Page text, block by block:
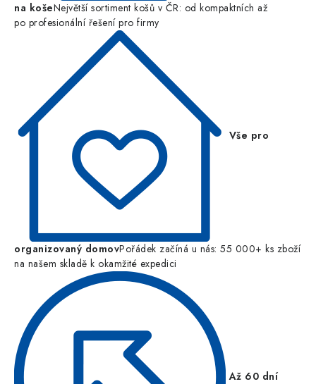
na košeNejvětší sortiment košů v ČR: od kompaktních až
po profesionální řešení pro firmy
Vše pro
organizovaný domovPořádek začíná u nás: 55 000+ ks zboží
na našem skladě k okamžité expedici
Až 60 dní